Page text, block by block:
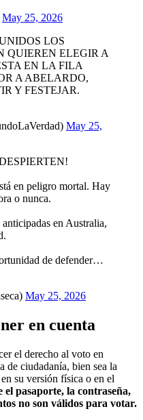
May 25, 2026
LOS
QUIEREN ELEGIR A
EN LA FILA
A ABELARDO,
Y FESTEJAR.
May 25,
en peligro mortal. Hay
o nunca.
en Australia,
de defender…
May 25, 2026
en cuenta
el derecho al voto en
de ciudadanía, bien sea la
su versión física o en el
el pasaporte, la contraseña,
no son válidos para votar.